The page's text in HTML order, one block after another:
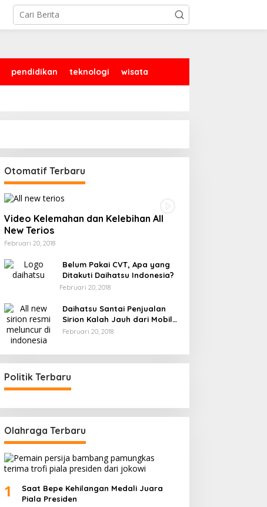
pendidikan teknologi wisata
Otomatif Terbaru
Video Kelemahan dan Kelebihan All
New Terios
Februari 20, 2018
Belum Pakai CVT, Apa yang
Ditakuti Daihatsu Indonesia?
Februari 20, 2018
Daihatsu Santai Penjualan
Sirion Kalah Jauh dari Mobil
LCGC
Februari 20, 2018
Politik Terbaru
Olahraga Terbaru
1
Saat Bepe Kehilangan Medali Juara
Piala Presiden